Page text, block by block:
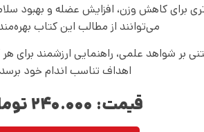
برای کاهش وزن، افزایش عضله و بهبود
می‌توانند از مطالب این کتاب
بر شواهد علمی، راهنمایی ارزشمند
اهداف تناسب اندام خود
قیمت: ۲۴۰.۰۰۰ تومان